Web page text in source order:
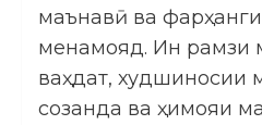
маънавӣ ва
менамояд. Ин рамзи
ваҳдат, худшиносии
созанда ва ҳимояи